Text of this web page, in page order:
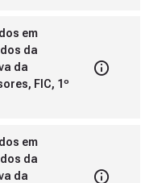
em
da
da
FIC, 1º
em
da
da